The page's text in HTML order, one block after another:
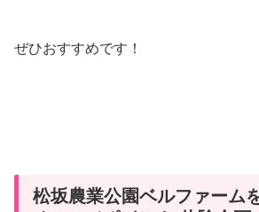
ぜひおすすめです！
松坂農業公園ベルファーム